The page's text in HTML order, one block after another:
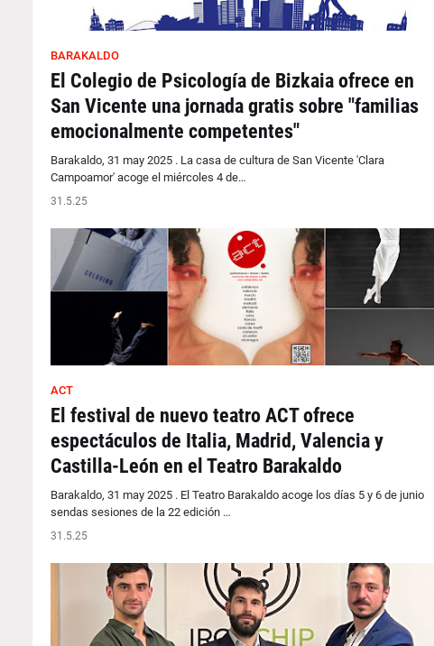
BARAKALDO
El Colegio de Psicología de Bizkaia ofrece en
San Vicente una jornada gratis sobre "familias
emocionalmente competentes"
Barakaldo, 31 may 2025 . La casa de cultura de San Vicente 'Clara
Campoamor' acoge el miércoles 4 de…
31.5.25
ACT
El festival de nuevo teatro ACT ofrece
espectáculos de Italia, Madrid, Valencia y
Castilla-León en el Teatro Barakaldo
Barakaldo, 31 may 2025 . El Teatro Barakaldo acoge los días 5 y 6 de junio
sendas sesiones de la 22 edición …
31.5.25